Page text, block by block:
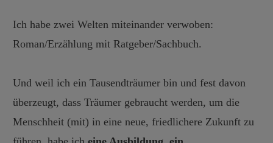
Ich habe zwei Welten miteinander verwoben:
Roman/Erzählung mit Ratgeber/Sachbuch.
Und weil ich ein Tausendträumer bin und fest davon
überzeugt, dass Träumer gebraucht werden, um die
Menschheit (mit) in eine neue, friedlichere Zukunft zu